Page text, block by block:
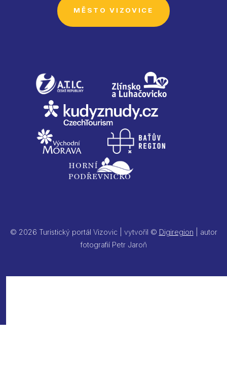
MĚSTO VIZOVICE
© 2026 Turistický portál Vizovic | vytvořil © Digiregion | autor
fotografií Petr Jaroň